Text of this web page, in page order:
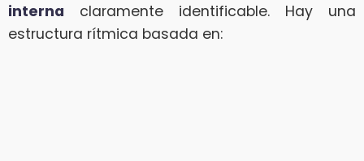
interna claramente identificable. Hay una
estructura rítmica basada en: